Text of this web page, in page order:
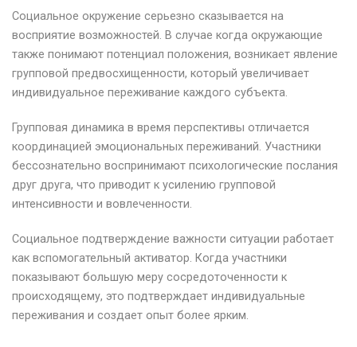
Социальное окружение серьезно сказывается на
восприятие возможностей. В случае когда окружающие
также понимают потенциал положения, возникает явление
групповой предвосхищенности, который увеличивает
индивидуальное переживание каждого субъекта.
Групповая динамика в время перспективы отличается
координацией эмоциональных переживаний. Участники
бессознательно воспринимают психологические послания
друг друга, что приводит к усилению групповой
интенсивности и вовлеченности.
Социальное подтверждение важности ситуации работает
как вспомогательный активатор. Когда участники
показывают большую меру сосредоточенности к
происходящему, это подтверждает индивидуальные
переживания и создает опыт более ярким.